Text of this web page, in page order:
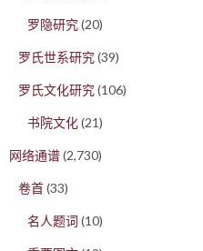
罗隐研究(20)
罗氏世系研究(39)
罗氏文化研究(106)
书院文化(21)
网络通谱(2,730)
卷首(33)
名人题词 (10)